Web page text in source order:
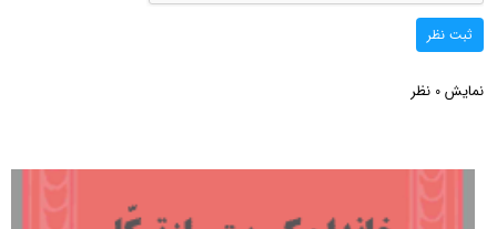
ثبت نظر
نمایش 0 نظر